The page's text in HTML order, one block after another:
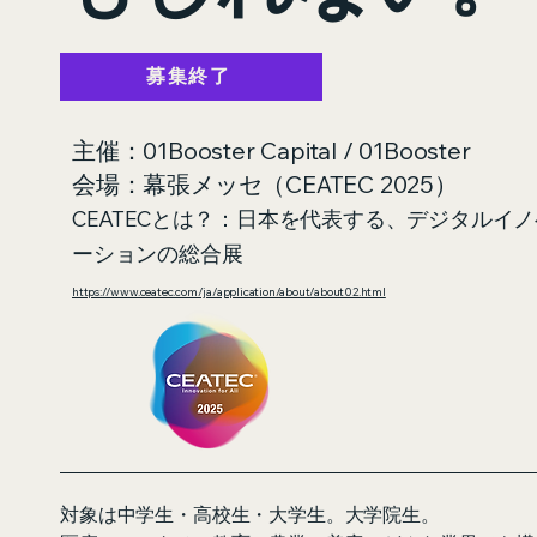
募集終了
主催：01Booster Capital / 01Booster
会場：幕張メッセ（CEATEC 2025）
CEATECとは？：日本を代表する、デジタルイ
ーションの総合展
https://www.ceatec.com/ja/application/about/about02.html
対象は中学生・高校生・大学生。大学院生。